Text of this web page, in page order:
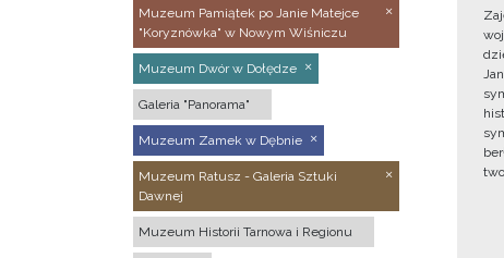
Muzeum Pamiątek po Janie Matejce
"Koryznówka" w Nowym Wiśniczu
Muzeum Dwór w Dołędze
Galeria "Panorama"
Muzeum Zamek w Dębnie
Muzeum Ratusz - Galeria Sztuki
Dawnej
Muzeum Historii Tarnowa i Regionu